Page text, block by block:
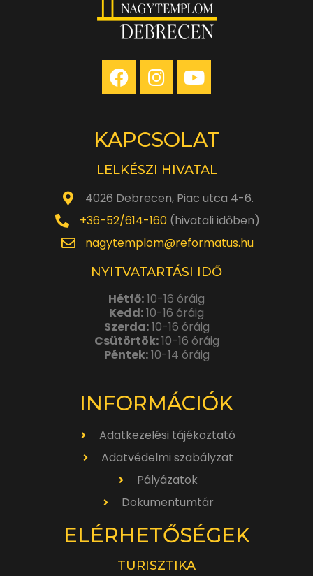
KAPCSOLAT
LELKÉSZI HIVATAL
4026 Debrecen, Piac utca 4-6.
+36-52/614-160(hivatali időben)
nagytemplom@reformatus.hu
NYITVATARTÁSI IDŐ
Hétfő:10-16 óráig
Kedd:10-16 óráig
Szerda:10-16 óráig
Csütörtök:10-16 óráig
Péntek:10-14 óráig
INFORMÁCIÓK
Adatkezelési tájékoztató
Adatvédelmi szabályzat
Pályázatok
Dokumentumtár
ELÉRHETŐSÉGEK
TURISZTIKA